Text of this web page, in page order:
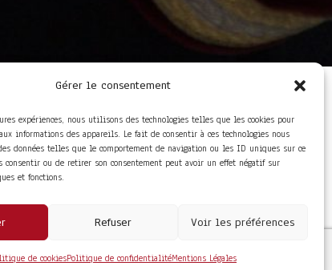
Gérer le consentement
expériences, nous utilisons des technologies telles que les cookies pour
informations des appareils. Le fait de consentir à ces technologies nous
données telles que le comportement de navigation ou les ID uniques sur ce
consentir ou de retirer son consentement peut avoir un effet négatif sur
et fonctions.
Refuser Voir les préférences
de cookiesPolitique de confidentialitéMentions Légales
Foire aux questions
Conditions Générales de
Vente
Mentions Légales
Politique de